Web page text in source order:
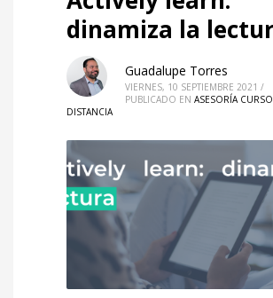
dinamiza la
Guadalupe Torres
VIERNES, 10 SEPTIEMBRE 2021 /
PUBLICADO EN ASESORÍA
DISTANCIA